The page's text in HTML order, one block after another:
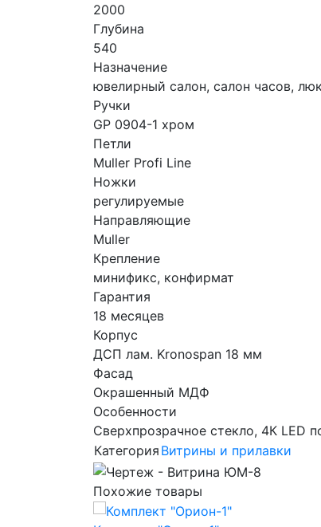
2000
Глубина
540
Назначение
ювелирный салон, салон часов,
Ручки
GP 0904-1 хром
Петли
Muller Profi Line
Ножки
регулируемые
Направляющие
Muller
Крепление
минификс, конфирмат
Гарантия
18 месяцев
Корпус
ДСП лам. Kronospan 18 мм
Фасад
Окрашенный МДФ
Особенности
Сверхпрозрачное стекло, 4К LED
Категория Витрины и прилавки
Похожие товары